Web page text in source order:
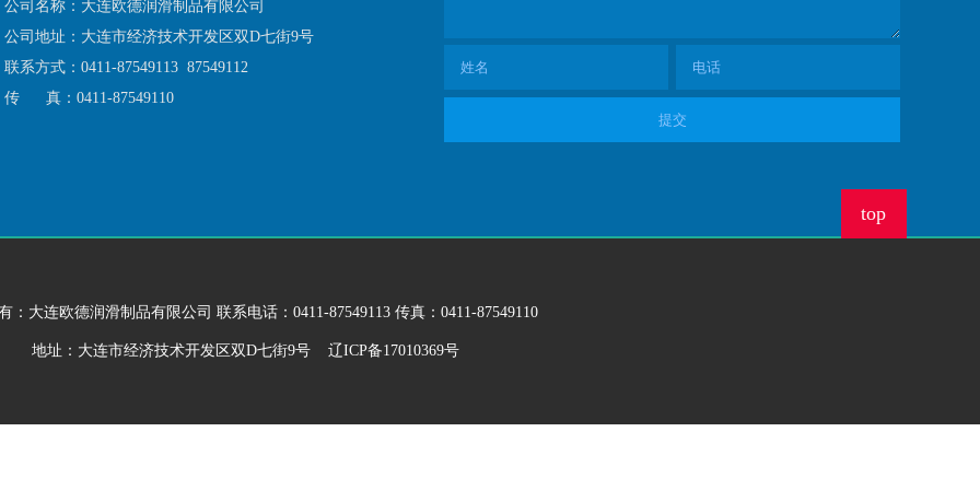
公司名称：大连欧德润滑制品有限公司
公司地址：大连市经济技术开发区双D七街9号
联系方式：0411-87549113 87549112
传 真：0411-87549110
： 大连欧德润滑制品有限公司 联系电话： 0411-87549113 传真：0411-87549110
地址： 大连市经济技术开发区双D七街9号 辽ICP备17010369号
top